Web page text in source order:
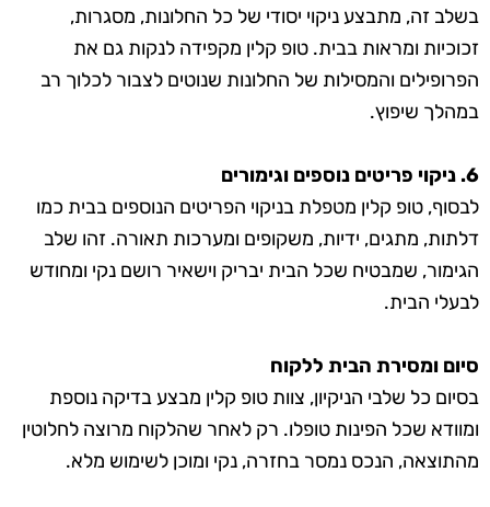
בשלב זה, מתבצע ניקוי יסודי של כל החלונות, מסגרות,
זכוכיות ומראות בבית. טופ קלין מקפידה לנקות גם את
הפרופילים והמסילות של החלונות שנוטים לצבור לכלוך רב
במהלך שיפוץ.
6. ניקוי פריטים נוספים וגימורים
לבסוף, טופ קלין מטפלת בניקוי הפריטים הנוספים בבית כמו
דלתות, מתגים, ידיות, משקופים ומערכות תאורה. זהו שלב
הגימור, שמבטיח שכל הבית יבריק וישאיר רושם נקי ומחודש
לבעלי הבית.
סיום ומסירת הבית ללקוח
בסיום כל שלבי הניקיון, צוות טופ קלין מבצע בדיקה נוספת
ומוודא שכל הפינות טופלו. רק לאחר שהלקוח מרוצה לחלוטין
מהתוצאה, הנכס נמסר בחזרה, נקי ומוכן לשימוש מלא.